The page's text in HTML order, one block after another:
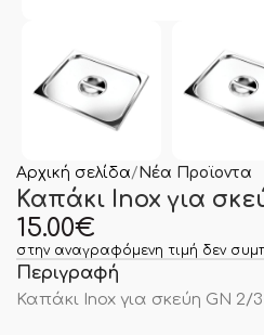
Αρχική σελίδα Νέα Προϊοντα
Καπάκι Inox για
15.00€
στην αναγραφόμενη τιμή δεν
Περιγραφή
Καπάκι Inox για σκεύη GN 2/3